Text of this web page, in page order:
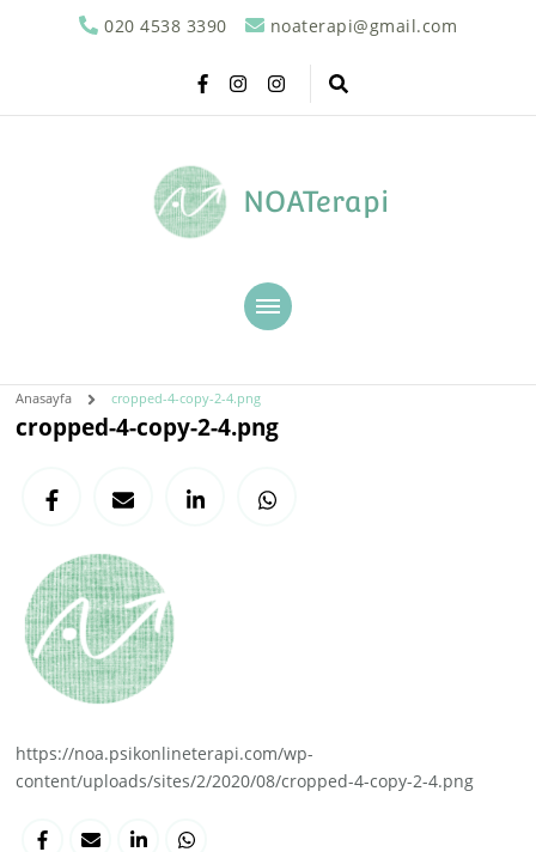
020 4538 3390 noaterapi@gmail.com
NOATerapi
Anasayfa cropped-4-copy-2-4.png
cropped-4-copy-2-4.png
https://noa.psikonlineterapi.com/wp-
content/uploads/sites/2/2020/08/cropped-4-copy-2-4.png